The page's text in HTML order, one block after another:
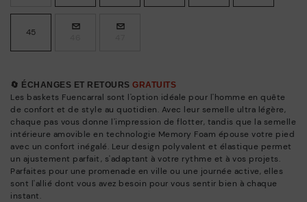
45
🔄 ÉCHANGES ET RETOURS GRATUITS
Les baskets Fuencarral sont l'option idéale pour l'homme en quête
de confort et de style au quotidien. Avec leur semelle ultra légère,
chaque pas vous donne l'impression de flotter, tandis que la semelle
intérieure amovible en technologie Memory Foam épouse votre pied
avec un confort inégalé. Leur design polyvalent et élastique permet
un ajustement parfait, s'adaptant à votre rythme et à vos projets.
Parfaites pour une promenade en ville ou une journée active, elles
sont l'allié dont vous avez besoin pour vous sentir bien à chaque
instant.